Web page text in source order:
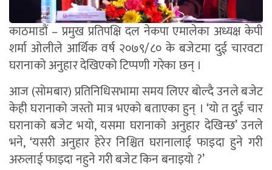
काठमाडौं – प्रमुख प्रतिपक्षि दल नेकपा एमालेका अध्यक्ष केपी
शर्मा ओलीले आर्थिक वर्ष २०७९/८० के बजेटमा दुई चारवटा
घरानाको अनुहार देखिएको टिप्पणी गरेका छन् ।
आज (सोमबार) प्रतिनिधिसभामा समय लिएर बोल्दै उनले बजेट
केही घरानाको जस्तो मात्र भएको बताएका हुन् । ‘यो त दुई चार
घरानाको बजेट भयो, यसमा घरानाको अनुहार देखिन्छ’ उनले
भने, ‘यसरी अनुहार हेरेर निश्चित घरानालाई फाइदा हुने गरी
अरुलाई फाइदा नहुने गरी बजेट किन बनाइयो ?’